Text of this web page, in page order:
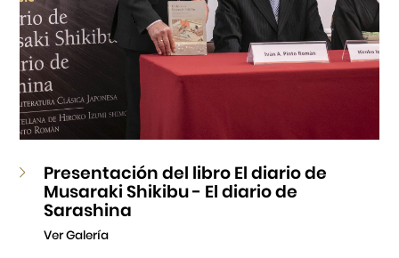
Presentación del libro El diario de
Musaraki Shikibu - El diario de
Sarashina
Ver Galería